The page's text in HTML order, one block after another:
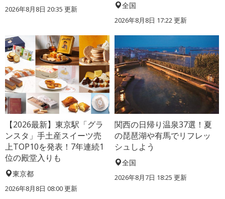
2026年8月8日 20:35 更新 全国
2026年8月8日 17:22更新
【2026最新】東京駅「グラ
ンスタ」手土産スイーツ売
上TOP10を発表！7年連続1
位の殿堂入りも
東京都
2026年8月8日 08:00更新
関西の日帰り温泉37選！夏
の琵琶湖や有馬でリフレッ
シュしよう
全国
2026年8月7日 18:25 更新